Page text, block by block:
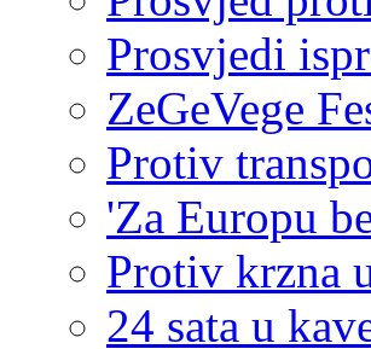
Prosvjedi
ZeGeVege
Protiv
'Za Europu
Protiv krzna
24 sata u